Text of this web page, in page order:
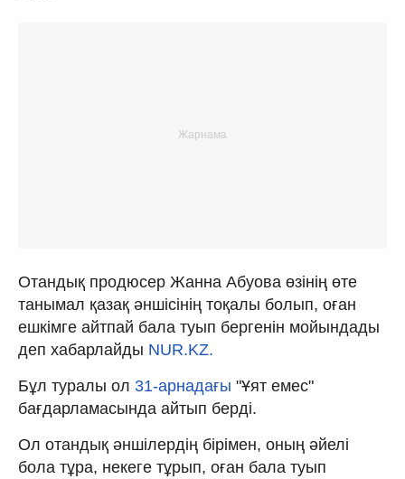
Отандық продюсер Жанна Абуова өзінің өте
танымал қазақ әншісінің тоқалы болып, оған
ешкімге айтпай бала туып бергенін мойындады
деп хабарлайды NUR.KZ.
Бұл туралы ол 31-арнадағы "Ұят емес"
бағдарламасында айтып берді.
Ол отандық әншілердің бірімен, оның әйелі
бола тұра, некеге тұрып, оған бала туып